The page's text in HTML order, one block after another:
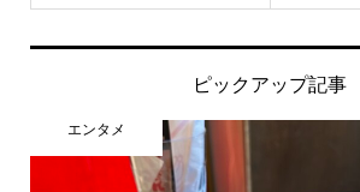
ピックアップ記事
エンタメ